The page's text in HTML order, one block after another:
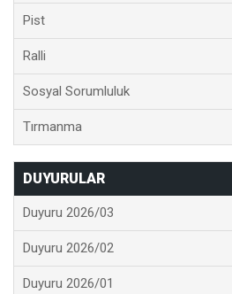
Pist
Ralli
Sosyal Sorumluluk
Tırmanma
DUYURULAR
Duyuru 2026/03
Duyuru 2026/02
Duyuru 2026/01